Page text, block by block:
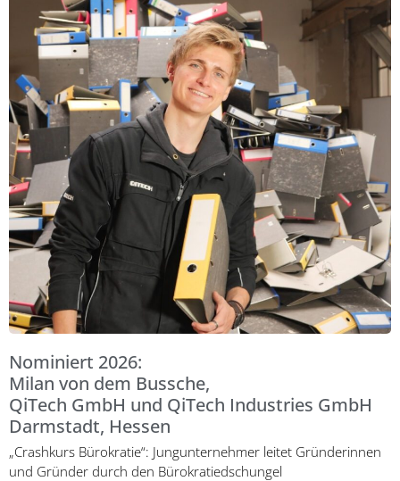
Nominiert 2026:
Milan von dem Bussche,
QiTech GmbH und QiTech Industries GmbH
Darmstadt, Hessen
„Crashkurs Bürokratie“: Jungunternehmer leitet Gründerinnen
und Gründer durch den Bürokratiedschungel